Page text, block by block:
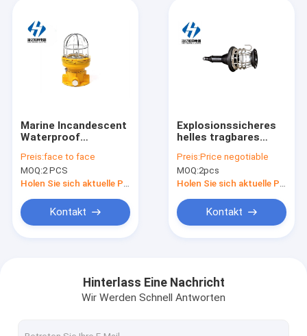
Marine Incandescent
Waterproof
Work-Licht mit
Schutz CFD1 IP65
Preis:face to face
MOQ:2 PCS
Kontakt
Explosionssicheres
helles tragbares
IP56
Preis:Price negotiable
MOQ:2pcs
Kontakt
Hinterlass Eine Nachricht
Wir Werden Schnell Antworten